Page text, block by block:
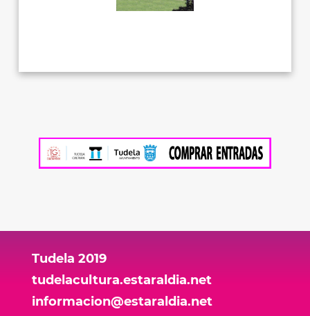
Tudela 2019
tudelacultura.estaraldia.net
informacion@estaraldia.net